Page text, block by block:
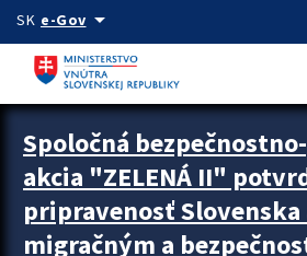
Preskocit na hlavný obsah
SK e-Govarrow_drop_down
Zastavit automatický posun upútavok
Spoločná
akcia "ZELENÁ II"
pripravenosť Slovenska
migračným a